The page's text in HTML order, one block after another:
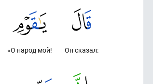
Он сказал:
«О народ мой!